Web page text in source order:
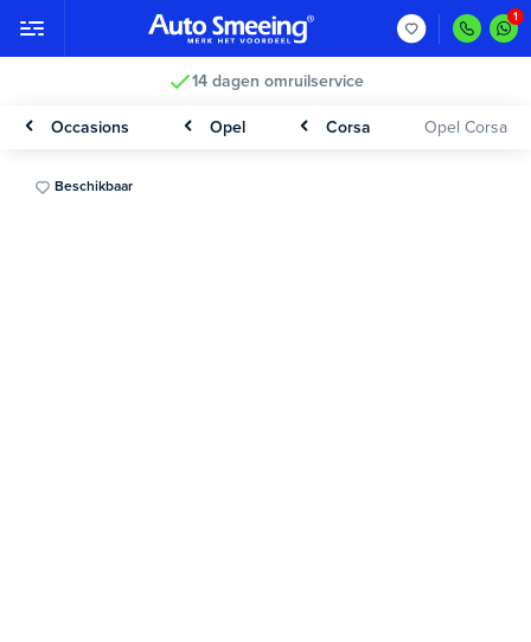
14 dagen omruilservice
Occasions Opel Corsa Opel Corsa
Beschikbaar